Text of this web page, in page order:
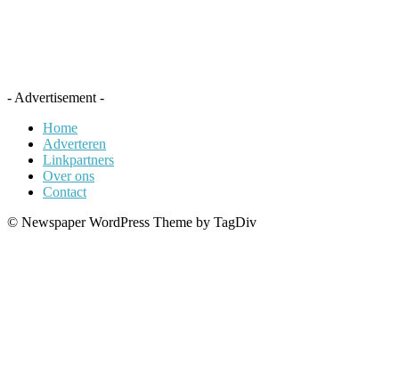
- Advertisement -
Home
Adverteren
Linkpartners
Over ons
Contact
© Newspaper WordPress Theme by TagDiv